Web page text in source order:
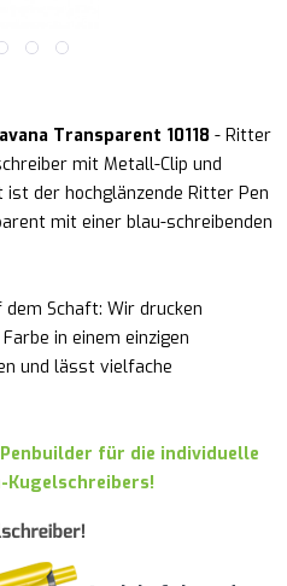
Transparent 10118 - Ritter
mit Metall-Clip und
der hochglänzende Ritter Pen
mit einer blau-schreibenden
dem Schaft: Wir drucken
in einem einzigen
und lässt vielfache
für die individuelle
Kugelschreibers!